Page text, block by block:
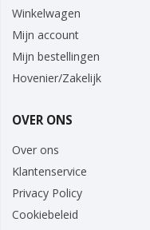
Winkelwagen
Mijn account
Mijn bestellingen
Hovenier/Zakelijk
OVER ONS
Over ons
Klantenservice
Privacy Policy
Cookiebeleid